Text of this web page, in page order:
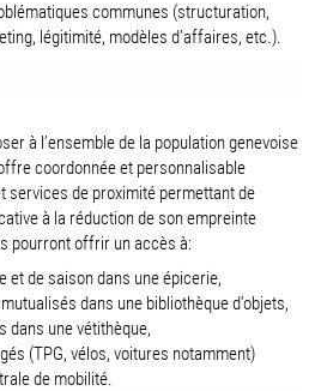
communes (structuration,
légitimité, modèles d’affaires, etc.).
à l’ensemble de la population genevoise
coordonnée et personnalisable
services de proximité permettant de
à la réduction de son empreinte
pourront offrir un accès à:
et de saison dans une épicerie,
dans une bibliothèque d’objets,
dans une vétithèque,
(TPG, vélos, voitures notamment)
de mobilité.